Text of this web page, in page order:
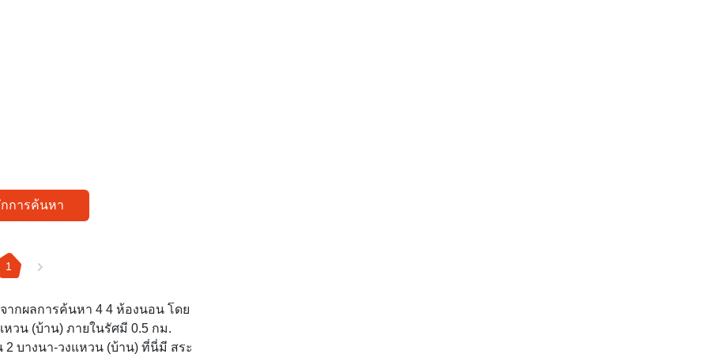
การค้นหา
1
ากผลการค้นหา 4 4 ห้องนอน โดย
วน (บ้าน) ภายในรัศมี 0.5 กม.
บางนา-วงแหวน (บ้าน) ที่นี่มี สระ